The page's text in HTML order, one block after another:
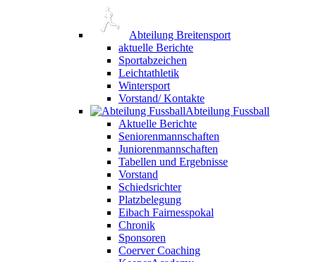
Abteilung Breitensport
aktuelle Berichte
Sportabzeichen
Leichtathletik
Wintersport
Vorstand/ Kontakte
Abteilung Fussball
Aktuelle Berichte
Seniorenmannschaften
Juniorenmannschaften
Tabellen und Ergebnisse
Vorstand
Schiedsrichter
Platzbelegung
Eibach Fairnesspokal
Chronik
Sponsoren
Coerver Coaching